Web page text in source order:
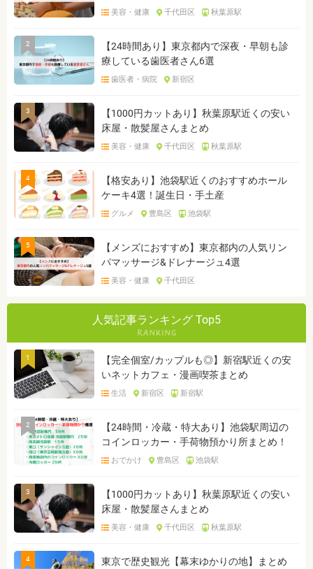
美容・健康 千代田区 秋葉原駅
2
【24時間あり】東京都内で深夜・早朝も診
療している歯医者さん6選
歯医者・病院 新宿区
3
【1000円カットあり】秋葉原駅近くの安い
床屋・散髪屋さんまとめ
美容・健康 千代田区 秋葉原駅
4
【格安あり】池袋駅近くのおすすめホール
ケーキ4選！誕生日・手土産
グルメ 豊島区 池袋駅
5
【メンズにおすすめ】東京都内の人気リン
パマッサージ&ドレナージュ4選
美容・健康 千代田区
人気記事ランキング Top5
1
【完全個室/カップルも◎】新宿駅近くの安
いネットカフェ・漫画喫茶まとめ
生活 新宿区 新宿駅
2
【24時間・冷蔵・特大あり】池袋駅周辺の
コインロッカー・手荷物預かり所まとめ！
おでかけ 豊島区 池袋駅
3
【1000円カットあり】秋葉原駅近くの安い
床屋・散髪屋さんまとめ
美容・健康 千代田区 秋葉原駅
4
東京で歴史観光【幕末ゆかりの地】まとめ